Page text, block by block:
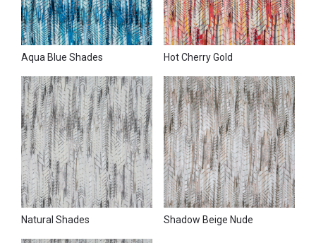
Aqua Blue Shades Hot Cherry Gold
Natural Shades Shadow Beige Nude